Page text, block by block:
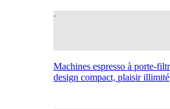
Machines espresso à porte-
design compact, plaisir illimité